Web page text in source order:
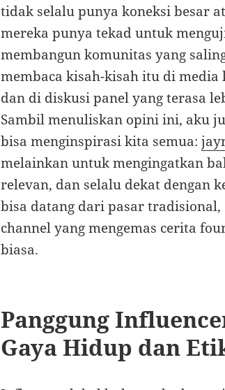
tidak selalu punya koneksi besar
mereka punya tekad untuk
membangun komunitas yang
membaca kisah-kisah itu di
dan di diskusi panel yang terasa
Sambil menuliskan opini ini, aku
bisa menginspirasi kita semua:
melainkan untuk mengingatkan
relevan, dan selalu dekat dengan
bisa datang dari pasar
channel yang mengemas cerita
biasa.
Panggung
Gaya Hidup dan